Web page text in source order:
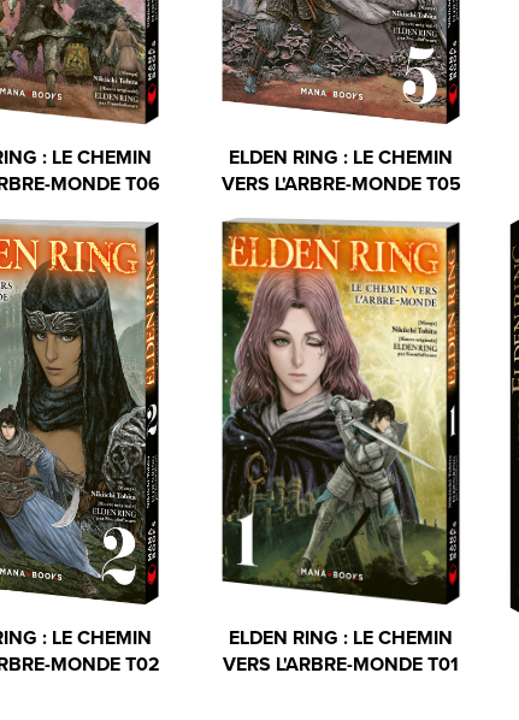
: LE CHEMIN
MONDE T06
ELDEN RING : LE CHEMIN
VERS L'ARBRE-MONDE T05
: LE CHEMIN
MONDE T02
ELDEN RING : LE CHEMIN
VERS L'ARBRE-MONDE T01